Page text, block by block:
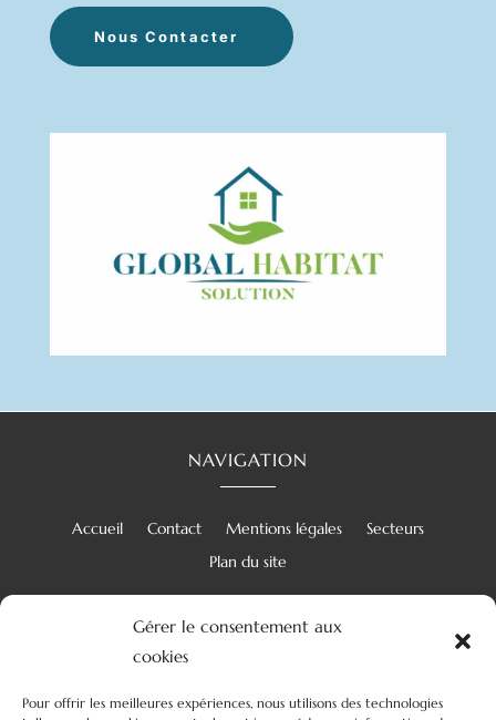
Gérer le consentement aux
cookies
Pour offrir les meilleures expériences, nous utilisons des technologies
Nous Contacter
NAVIGATION
Accueil Contact Mentions légales
Secteurs
Plan du site